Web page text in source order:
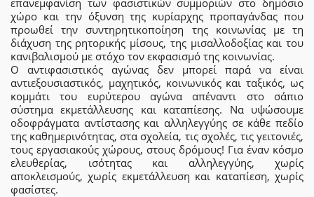
επανεμφανίση των φασιστικών συμμοριών στο δημόσιο
χώρο και την όξυνση της κυρίαρχης προπαγάνδας που
προωθεί την συντηρητικοποίηση της κοινωνίας με τη
διάχυση της ρητορικής μίσους, της μισαλλοδοξίας και του
κανιβαλισμού με στόχο τον εκφασισμό της κοινωνίας.
Ο αντιφασιστικός αγώνας δεν μπορεί παρά να είναι
αντιεξουσιαστικός, μαχητικός, κοινωνικός και ταξικός, ως
κομμάτι του ευρύτερου αγώνα απέναντι στο σάπιο
σύστημα εκμετάλλευσης και καταπίεσης. Να υψώσουμε
οδοφράγματα αντίστασης και αλληλεγγύης σε κάθε πεδίο
της καθημερινότητας, στα σχολεία, τις σχολές, τις γειτονιές,
τους εργασιακούς χώρους, στους δρόμους! Για έναν κόσμο
ελευθερίας, ισότητας και αλληλεγγύης, χωρίς
αποκλεισμούς, χωρίς εκμετάλλευση και καταπίεση, χωρίς
φασίστες.